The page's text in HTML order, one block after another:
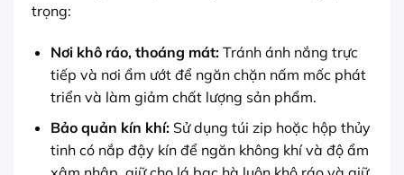
trọng:
Nơi khô ráo, thoáng mát:Tránh ánh nắng trực
tiếp và nơi ẩm ướt để ngăn chặn nấm mốc phát
triển và làm giảm chất lượng sản phẩm.
Bảo quản kín khí:Sử dụng túi zip hoặc hộp thủy
tinh có nắp đậy kín để ngăn không khí và độ ẩm